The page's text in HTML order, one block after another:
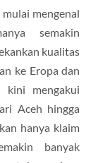
mengenal
semakin
kualitas
ke Eropa dan
kini mengakui
Aceh hingga
hanya klaim
banyak